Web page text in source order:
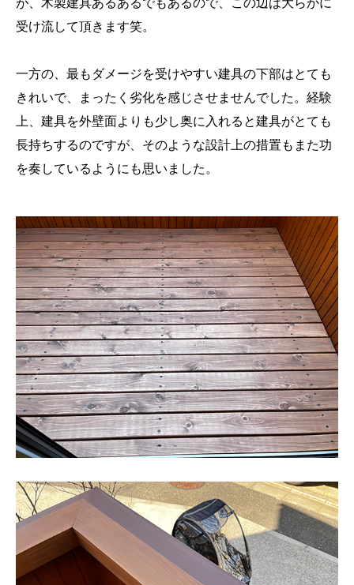
が、木製建具あるあるでもあるので、この辺は大らかに
受け流して頂きます笑。
一方の、最もダメージを受けやすい建具の下部はとても
きれいで、まったく劣化を感じさせませんでした。経験
上、建具を外壁面よりも少し奥に入れると建具がとても
長持ちするのですが、そのような設計上の措置もまた功
を奏しているようにも思いました。